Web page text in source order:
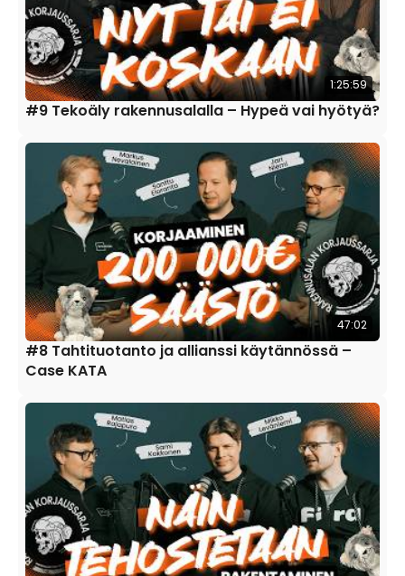
1:25:59
#9 Tekoäly rakennusalalla – Hypeä vai hyötyä?
47:02
#8 Tahtituotanto ja allianssi käytännössä –
Case KATA